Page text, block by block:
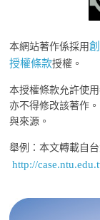
本網站著作係採用
授權條款授權。
本授權條款允許使
亦不得修改該著作
與來源。
舉例：本文轉載自
http://